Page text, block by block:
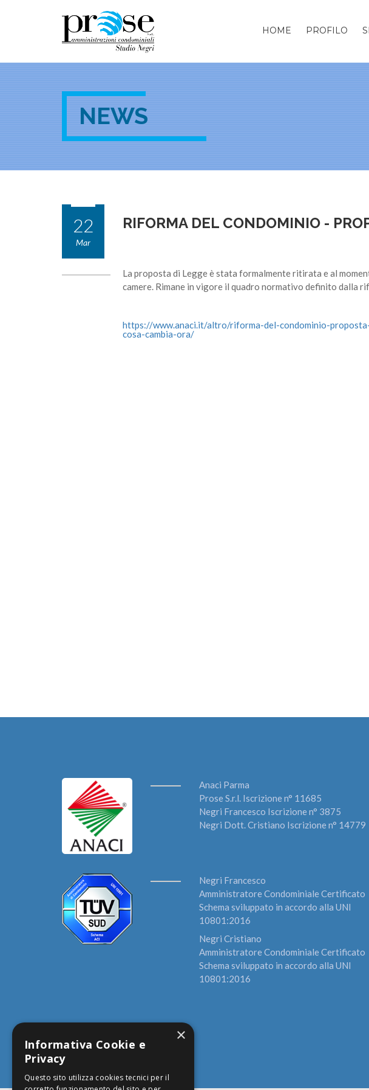
HOME PROFILO
NEWS
22
Mar
RIFORMA DEL CONDOMINIO -
La proposta di Legge è stata formalmente ritirata e al
camere. Rimane in vigore il quadro normativo definito dalla
https://www.anaci.it/altro/riforma-del-condominio-
cosa-cambia-ora/
Anaci Parma
Prose S.r.l. Iscrizione n° 11685
Negri Francesco Iscrizione n° 3875
Negri Dott. Cristiano Iscrizione n° 14779
Negri Francesco
Amministratore Condominiale Certificato
Schema sviluppato in accordo alla UNI
10801:2016
Negri Cristiano
Amministratore Condominiale Certificato
Schema sviluppato in accordo alla UNI
10801:2016
×
Informativa Cookie e
Privacy
Questo sito utilizza cookies tecnici per il